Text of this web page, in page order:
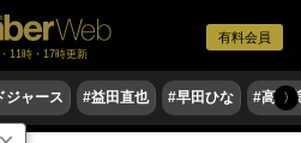
有料会員
11時・17時更新
ジャース #益田直也 #早田ひな #高木
〉